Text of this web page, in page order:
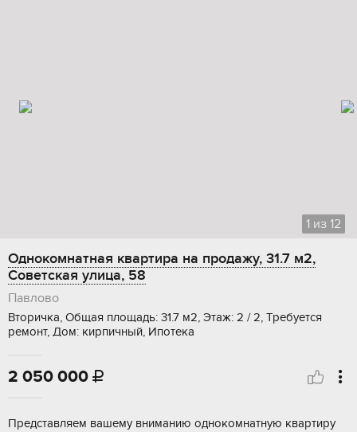
1 из 12
Однокомнатная квартира на продажу, 31.7 м2,
Советская улица, 58
Павлово
Вторичка, Общая площадь: 31.7 м2, Этаж: 2 / 2, Требуется
ремонт, Дом: кирпичный, Ипотека
2 050 000 
Пpедcтавляeм вaшeму вниманию однокомнатную квaртиpу